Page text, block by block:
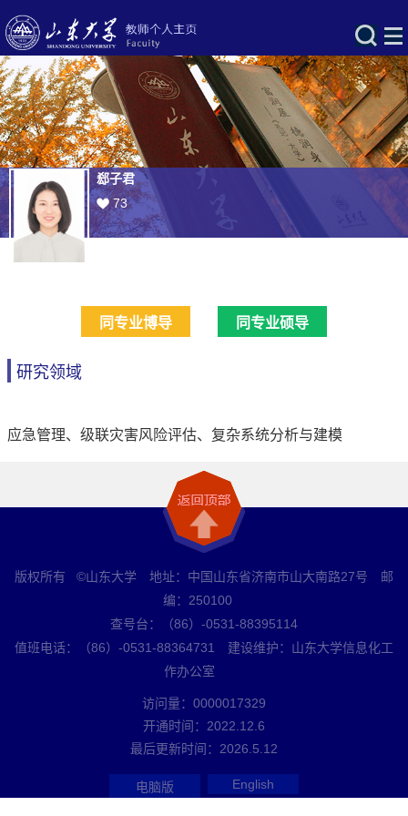
郄子君
73
同专业博导 同专业硕导
研究领域
应急管理、级联灾害风险评估、复杂系统分析与建模
版权所有 ©山东大学 地址：中国山东省济南市山大南路27号 邮
编：250100
查号台：（86）-0531-88395114
值班电话：（86）-0531-88364731 建设维护：山东大学信息化工
作办公室
访问量： 0000017329
开通时间： 2022 12 6
最后更新时间： 2026 5 12
电脑版 English